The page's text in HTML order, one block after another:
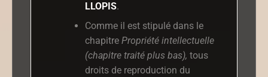
LLOPIS.
Comme il est stipulé dans le
chapitre Propriété intellectuelle
(chapitre traité plus bas), tous
droits de reproduction du